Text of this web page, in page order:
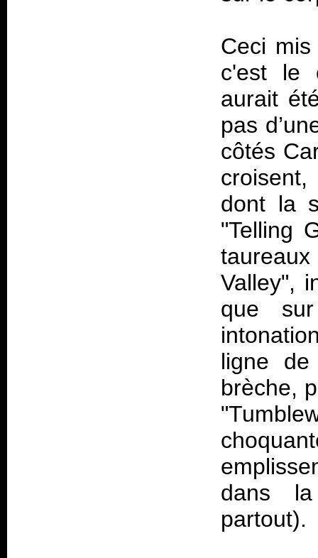
Ceci
c'est le
aurait
pas
côtés
dont la
"Telling
Valley",
que
ligne
brèche,
dans
partout).